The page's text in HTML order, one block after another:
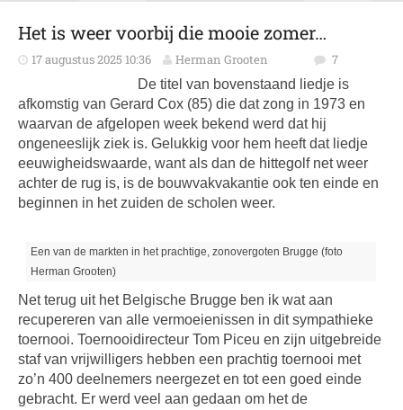
Het is weer voorbij die mooie zomer…
17 augustus 2025 10:36 Herman Grooten 7
De titel van bovenstaand liedje is
afkomstig van Gerard Cox (85) die dat zong in 1973 en
waarvan de afgelopen week bekend werd dat hij
ongeneeslijk ziek is. Gelukkig voor hem heeft dat liedje
eeuwigheidswaarde, want als dan de hittegolf net weer
achter de rug is, is de bouwvakvakantie ook ten einde en
beginnen in het zuiden de scholen weer.
Een van de markten in het prachtige, zonovergoten Brugge (foto
Herman Grooten)
Net terug uit het Belgische Brugge ben ik wat aan
recupereren van alle vermoeienissen in dit sympathieke
toernooi. Toernooidirecteur Tom Piceu en zijn uitgebreide
staf van vrijwilligers hebben een prachtig toernooi met
zo’n 400 deelnemers neergezet en tot een goed einde
gebracht. Er werd veel aan gedaan om het de